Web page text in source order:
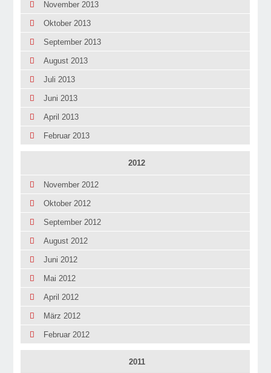
November 2013
Oktober 2013
September 2013
August 2013
Juli 2013
Juni 2013
April 2013
Februar 2013
2012
November 2012
Oktober 2012
September 2012
August 2012
Juni 2012
Mai 2012
April 2012
März 2012
Februar 2012
2011